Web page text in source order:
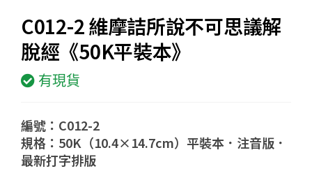
C012-2 維摩詰所說不可思議解
脫經《50K平裝本》
有現貨
編號：C012-2
規格：50K（10.4×14.7cm）平裝本．注音版．
最新打字排版